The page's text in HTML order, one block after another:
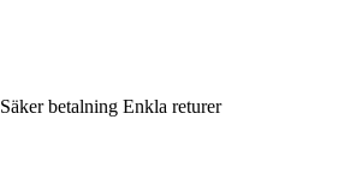
Säker betalning Enkla returer